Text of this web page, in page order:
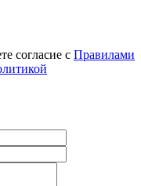
согласие с Правилами